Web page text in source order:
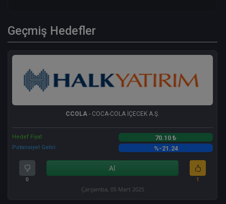
Geçmiş Hedefler
CCOLA - COCA-COLA İÇECEK A.Ş.
Hedef Fiyat 70.10 ₺
Potansiyel Getiri %-21.24
0
Al
1
Çarşamba, 05 Mart 2025